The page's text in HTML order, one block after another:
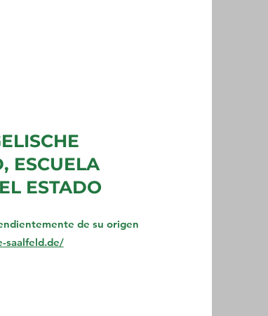
ESCUELA
ESTADO
de su origen
saalfeld.de/